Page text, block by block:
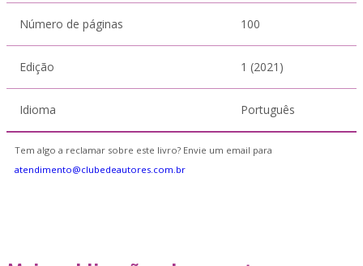
Número de páginas 100
Edição 1 (2021)
Idioma Português
Tem algo a reclamar sobre este livro? Envie um email para
atendimento@clubedeautores.com.br